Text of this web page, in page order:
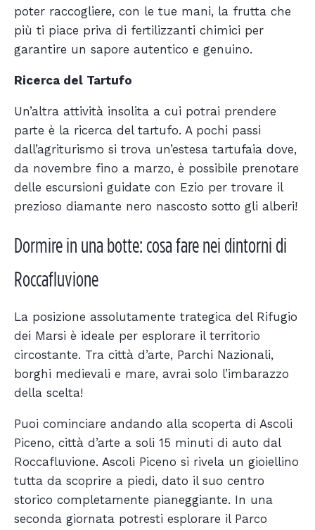
poter raccogliere, con le tue mani, la frutta che
più ti piace priva di fertilizzanti chimici per
garantire un sapore autentico e genuino.
Ricerca del Tartufo
Un’altra attività insolita a cui potrai prendere
parte è la ricerca del tartufo. A pochi passi
dall’agriturismo si trova un’estesa tartufaia dove,
da novembre fino a marzo, è possibile prenotare
delle escursioni guidate con Ezio per trovare il
prezioso diamante nero nascosto sotto gli alberi!
Dormire in una botte: cosa fare nei dintorni di
Roccafluvione
La posizione assolutamente trategica del Rifugio
dei Marsi è ideale per esplorare il territorio
circostante. Tra città d’arte, Parchi Nazionali,
borghi medievali e mare, avrai solo l’imbarazzo
della scelta!
Puoi cominciare andando alla scoperta di Ascoli
Piceno, città d’arte a soli 15 minuti di auto dal
Roccafluvione. Ascoli Piceno si rivela un gioiellino
tutta da scoprire a piedi, dato il suo centro
storico completamente pianeggiante. In una
seconda giornata potresti esplorare il Parco